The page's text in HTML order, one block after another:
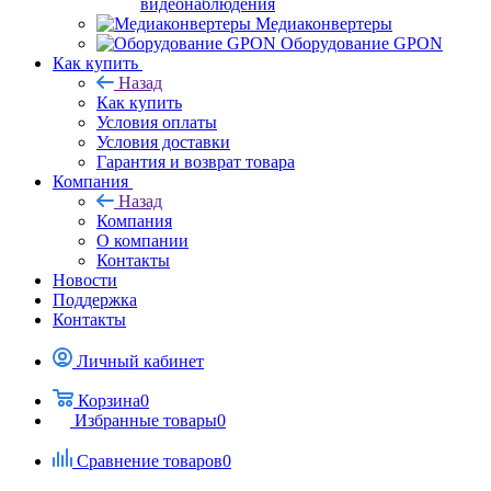
видеонаблюдения
Медиаконвертеры
Оборудование GPON
Как купить
Назад
Как купить
Условия оплаты
Условия доставки
Гарантия и возврат товара
Компания
Назад
Компания
О компании
Контакты
Новости
Поддержка
Контакты
Личный кабинет
Корзина0
Избранные товары0
Сравнение товаров0